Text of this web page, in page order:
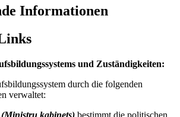
Informationen
und Zuständigkeiten:
durch die folgenden
verwaltet: